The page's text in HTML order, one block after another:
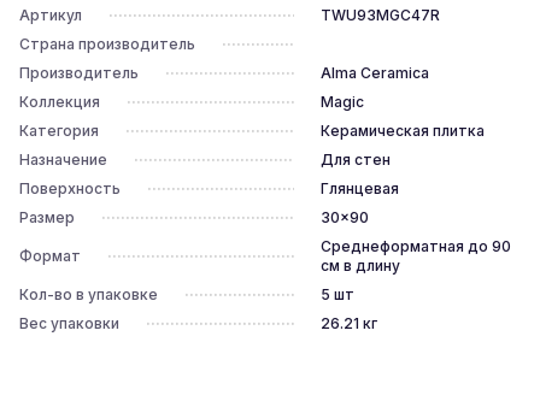
Артикул
TWU93MGC47R
Страна производитель
Производитель
Alma Ceramica
Коллекция
Magic
Категория
Керамическая плитка
Назначение
Для стен
Поверхность
Глянцевая
Размер
30x90
Формат
Среднеформатная до 90
см в длину
Кол-во в упаковке
5 шт
Вес упаковки
26.21 кг